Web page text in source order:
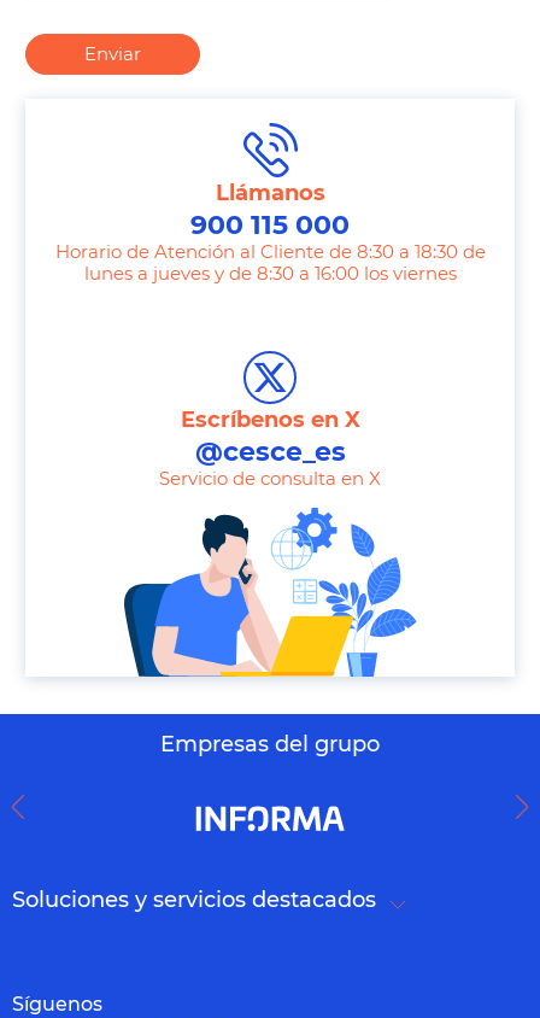
Llámanos
900 115 000
Horario de Atención al Cliente de 8:30 a 18:30 de
lunes a jueves y de 8:30 a 16:00 los viernes
Escríbenos en X
@cesce_es
Servicio de consulta en X
Enviar
Empresas del grupo
Soluciones y servicios destacados
Síguenos